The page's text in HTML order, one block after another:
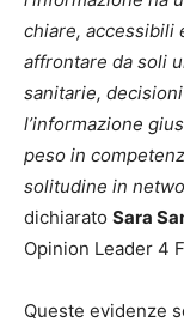
chiare, accessibili
affrontare da soli
sanitarie,
l’informazione
peso in
solitudine in
dichiarato Sara
Opinion Leader 4
Queste evidenze